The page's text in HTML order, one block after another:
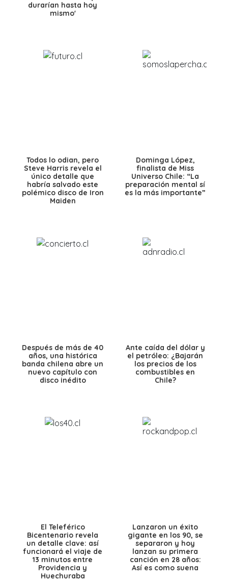
durarían hasta hoy
mismo'
Todos lo odian, pero
Steve Harris revela el
único detalle que
habría salvado este
polémico disco de Iron
Maiden
Dominga López,
finalista de Miss
Universo Chile: “La
preparación mental sí
es la más importante”
Después de más de 40
años, una histórica
banda chilena abre un
nuevo capítulo con
disco inédito
Ante caída del dólar y
el petróleo: ¿Bajarán
los precios de los
combustibles en
Chile?
El Teleférico
Bicentenario revela
un detalle clave: así
funcionará el viaje de
13 minutos entre
Providencia y
Huechuraba
Lanzaron un éxito
gigante en los 90, se
separaron y hoy
lanzan su primera
canción en 28 años:
Así es como suena